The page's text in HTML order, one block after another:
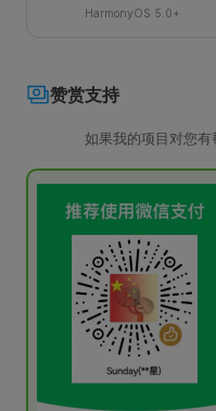
HarmonyOS 5.0+
赞赏支持
如果我的项目对您